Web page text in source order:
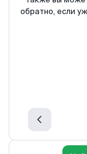
обратно, если